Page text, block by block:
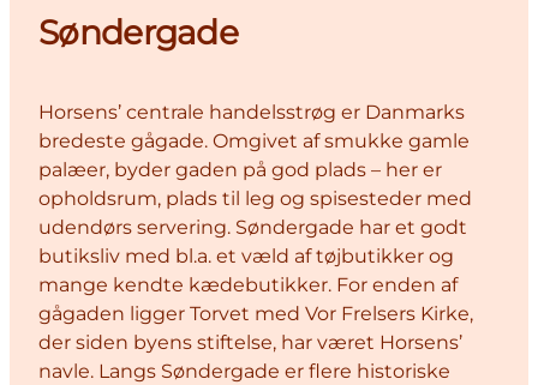
Søndergade
Horsens’ centrale handelsstrøg er Danmarks
bredeste gågade. Omgivet af smukke gamle
palæer, byder gaden på god plads – her er
opholdsrum, plads til leg og spisesteder med
udendørs servering. Søndergade har et godt
butiksliv med bl.a. et væld af tøjbutikker og
mange kendte kædebutikker. For enden af
gågaden ligger Torvet med Vor Frelsers Kirke,
der siden byens stiftelse, har været Horsens’
navle. Langs Søndergade er flere historiske